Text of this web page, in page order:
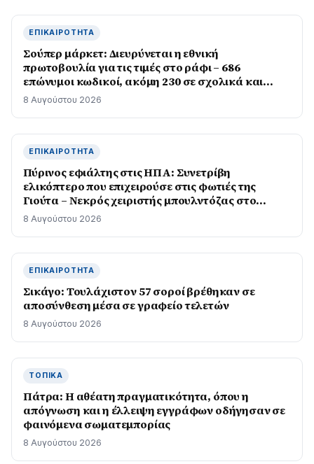
ΕΠΙΚΑΙΡΌΤΗΤΑ
Σούπερ μάρκετ: Διευρύνεται η εθνική
πρωτοβουλία για τις τιμές στο ράφι – 686
επώνυμοι κωδικοί, ακόμη 230 σε σχολικά και
προϊόντα ιδιωτικής ετικέτας
8 Αυγούστου 2026
ΕΠΙΚΑΙΡΌΤΗΤΑ
Πύρινος εφιάλτης στις ΗΠΑ: Συνετρίβη
ελικόπτερο που επιχειρούσε στις φωτιές της
Γιούτα – Νεκρός χειριστής μπουλντόζας στο
Όρεγκον
8 Αυγούστου 2026
ΕΠΙΚΑΙΡΌΤΗΤΑ
Σικάγο: Τουλάχιστον 57 σοροί βρέθηκαν σε
αποσύνθεση μέσα σε γραφείο τελετών
8 Αυγούστου 2026
ΤΟΠΙΚΆ
Πάτρα: Η αθέατη πραγματικότητα, όπου η
απόγνωση και η έλλειψη εγγράφων οδήγησαν σε
φαινόμενα σωματεμπορίας
8 Αυγούστου 2026